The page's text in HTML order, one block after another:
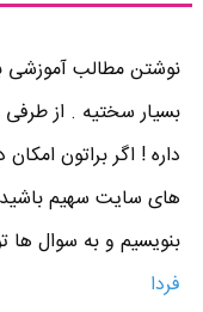
نوشتن مطالب آموزشی
بسیار سختیه . از
داره ! اگر براتون
های سایت سهیم باشید
بنویسیم و به سوال ها
فردا